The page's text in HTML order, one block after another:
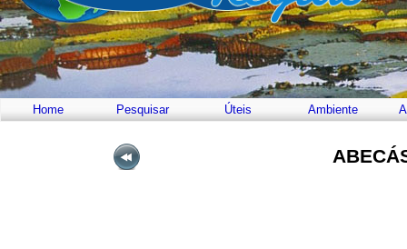
Home Pesquisar Úteis Ambiente